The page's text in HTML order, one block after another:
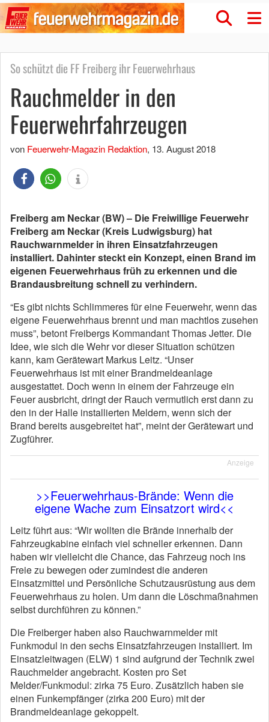
So schützt die FF Freiberg ihr Feuerwehrhaus
Rauchmelder in den
Feuerwehrfahrzeugen
von Feuerwehr-Magazin Redaktion, 13. August 2018
Freiberg am Neckar (BW) – Die Freiwillige Feuerwehr
Freiberg am Neckar (Kreis Ludwigsburg) hat
Rauchwarnmelder in ihren Einsatzfahrzeugen
installiert. Dahinter steckt ein Konzept, einen Brand im
eigenen Feuerwehrhaus früh zu erkennen und die
Brandausbreitung schnell zu verhindern.
“Es gibt nichts Schlimmeres für eine Feuerwehr, wenn das
eigene Feuerwehrhaus brennt und man machtlos zusehen
muss”, betont Freibergs Kommandant Thomas Jetter. Die
Idee, wie sich die Wehr vor dieser Situation schützen
kann, kam Gerätewart Markus Leitz. “Unser
Feuerwehrhaus ist mit einer Brandmeldeanlage
ausgestattet. Doch wenn in einem der Fahrzeuge ein
Feuer ausbricht, dringt der Rauch vermutlich erst dann zu
den in der Halle installierten Meldern, wenn sich der
Brand bereits ausgebreitet hat”, meint der Gerätewart und
Zugführer.
Anzeige
>>Feuerwehrhaus-Brände: Wenn die
eigene Wache zum Einsatzort wird<<
Leitz führt aus: “Wir wollten die Brände innerhalb der
Fahrzeugkabine einfach viel schneller erkennen. Dann
haben wir vielleicht die Chance, das Fahrzeug noch ins
Freie zu bewegen oder zumindest die anderen
Einsatzmittel und Persönliche Schutzausrüstung aus dem
Feuerwehrhaus zu holen. Um dann die Löschmaßnahmen
selbst durchführen zu können.”
Die Freiberger haben also Rauchwarnmelder mit
Funkmodul in den sechs Einsatzfahrzeugen installiert. Im
Einsatzleitwagen (ELW) 1 sind aufgrund der Technik zwei
Rauchmelder angebracht. Kosten pro Set
Melder/Funkmodul: zirka 75 Euro. Zusätzlich haben sie
einen Funkempfänger (zirka 200 Euro) mit der
Brandmeldeanlage gekoppelt.